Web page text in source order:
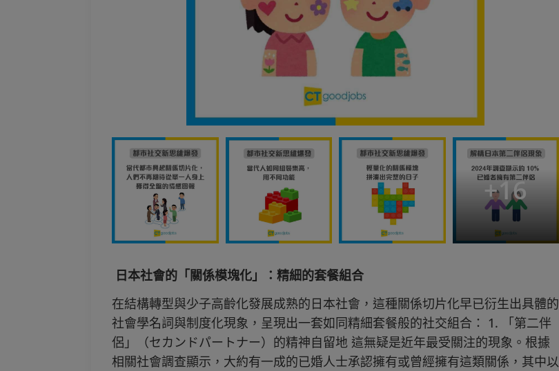
+16
日本社會的「關係模塊化」：精細的套餐組合
在結構轉型與少子高齡化發展成熟的日本社會，這種關係切片化早已衍生出具體的
社會學名詞與制度化現象，呈現出一套如同精細套餐般的社交組合： 1. 「第二伴
侶」（セカンドパートナー）的精神自留地 這無疑是近年最受關注的現象。根據
相關社會調查顯示，大約有一成的已婚人士承認擁有或曾經擁有這類關係，其中以